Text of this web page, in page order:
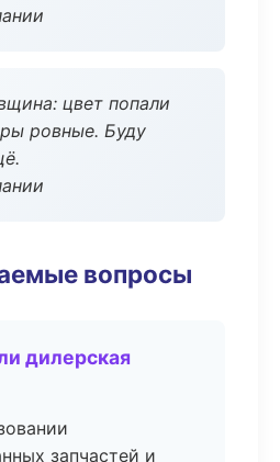
цвет попали
ровные. Буду
вопросы
дилерская
запчастей и